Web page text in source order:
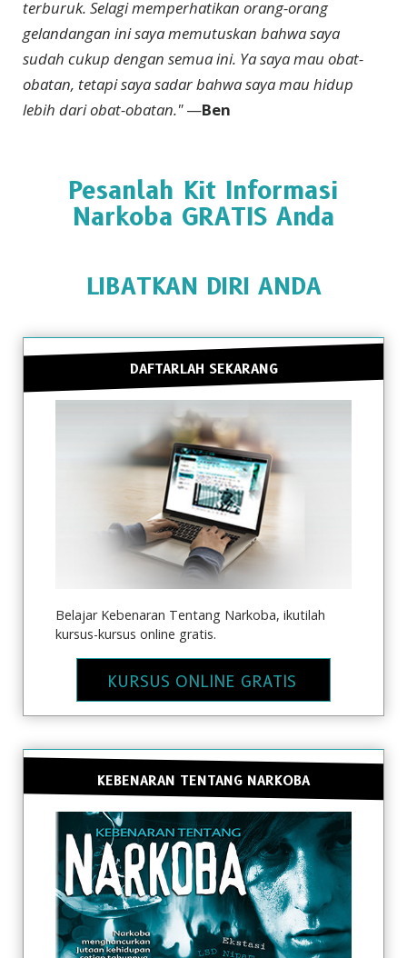
terburuk. Selagi memperhatikan orang-orang
gelandangan ini saya memutuskan bahwa saya
sudah cukup dengan semua ini. Ya saya mau obat-
obatan, tetapi saya sadar bahwa saya mau hidup
lebih dari obat-obatan."—Ben
Pesanlah Kit Informasi
Narkoba GRATIS Anda
LIBATKAN DIRI ANDA
DAFTARLAH SEKARANG
Belajar Kebenaran Tentang Narkoba, ikutilah
kursus-kursus online gratis.
KURSUS ONLINE GRATIS
KEBENARAN TENTANG NARKOBA